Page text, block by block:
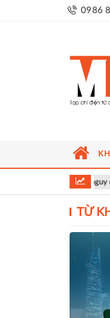
0986
đối mặt nguy cơ chịu thuế
TỪ